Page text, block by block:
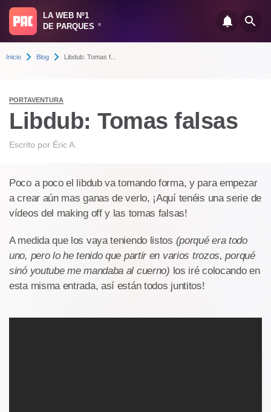
LA WEB Nº1
DE PARQUES
®
Inicio Blog Libdub: Tomas f...
PORTAVENTURA
Libdub: Tomas falsas
Escrito por Éric A.
Poco a poco el libdub va tomando forma, y para empezar
a crear aún mas ganas de verlo, ¡Aquí tenéis una serie de
vídeos del making off y las tomas falsas!
A medida que los vaya teniendo listos (porqué era todo
uno, pero lo he tenido que partir en varios trozos, porqué
sinó youtube me mandaba al cuerno) los iré colocando en
esta misma entrada, así están todos juntitos!